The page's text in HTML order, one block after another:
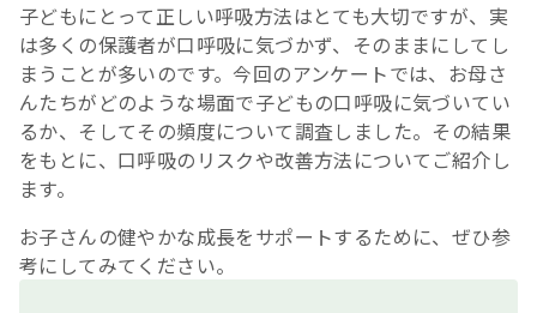
子どもにとって正しい呼吸方法はとても大切ですが、実
は多くの保護者が口呼吸に気づかず、そのままにしてし
まうことが多いのです。今回のアンケートでは、お母さ
んたちがどのような場面で子どもの口呼吸に気づいてい
るか、そしてその頻度について調査しました。その結果
をもとに、口呼吸のリスクや改善方法についてご紹介し
ます。
お子さんの健やかな成長をサポートするために、ぜひ参
考にしてみてください。